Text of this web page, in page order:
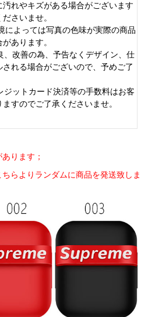
れやキズがある場合がございます
さいませ。
によっては写真の色味が実際の商品
あります。
改善の為、予告なくデザイン、仕
れる場合がございので、予めご了
ットカード決済等の手数料はお客
すのでご了承くださいませ。
ります；
らよりランダムに商品を発送致しま